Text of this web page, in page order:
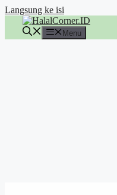
Langsung ke isi
Menu